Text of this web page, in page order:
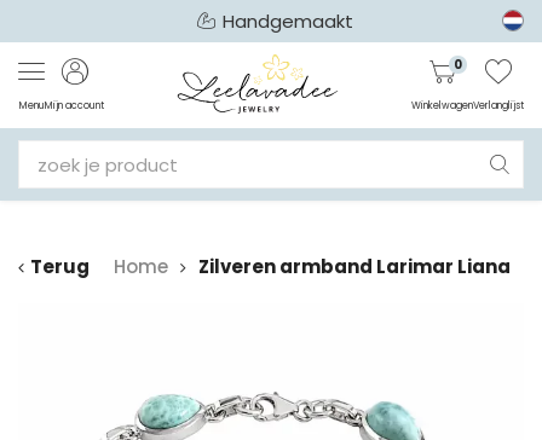
Handgemaakt
MenuMijn account
0
WinkelwagenVerlanglijst
Terug Home Zilveren armband Larimar Liana